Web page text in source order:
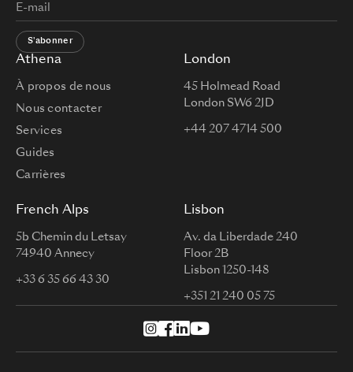
Athena
À propos de nous
Nous contacter
Services
Guides
Carrières
London
45 Holmead Road
London SW6 2JD
+44 207 4714 500
French Alps
5b Chemin du Letsay
74940 Annecy
+33 6 35 66 43 30
Lisbon
Av. da Liberdade 240
Floor 2B
Lisbon 1250-148
+351 21 240 05 75
S'abonner